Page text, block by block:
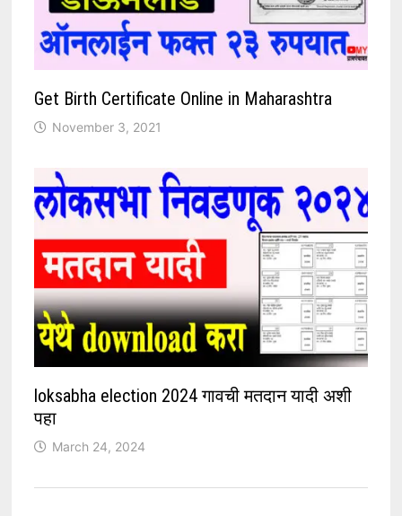
Get Birth Certificate Online in Maharashtra
November 3, 2021
loksabha election 2024 गावची मतदान यादी अशी
पहा
March 24, 2024